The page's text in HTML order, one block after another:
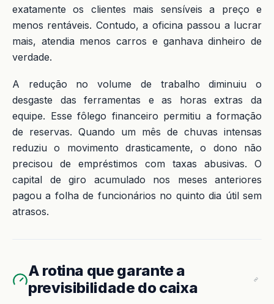
exatamente os clientes mais sensíveis a preço e
menos rentáveis. Contudo, a oficina passou a lucrar
mais, atendia menos carros e ganhava dinheiro de
verdade.
A redução no volume de trabalho diminuiu o
desgaste das ferramentas e as horas extras da
equipe. Esse fôlego financeiro permitiu a formação
de reservas. Quando um mês de chuvas intensas
reduziu o movimento drasticamente, o dono não
precisou de empréstimos com taxas abusivas. O
capital de giro acumulado nos meses anteriores
pagou a folha de funcionários no quinto dia útil sem
atrasos.
A rotina que garante a
previsibilidade do caixa